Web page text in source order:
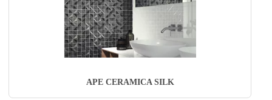
APE CERAMICA SILK